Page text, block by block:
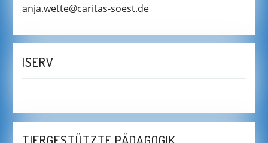
anja.wette@caritas-soest.de
ISERV